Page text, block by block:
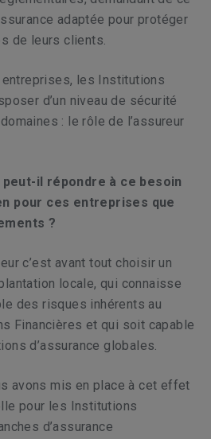
adaptée pour protéger
de leurs clients.
les Institutions
d’un niveau de sécurité
: le rôle de l’assureur
peut-il répondre à ce besoin
pour ces entreprises que
?
c’est avant tout choisir un
locale, qui connaisse
des risques inhérents au
Financières et qui soit capable
d’assurance globales.
avons mis en place à cet effet
pour les Institutions
d’assurance